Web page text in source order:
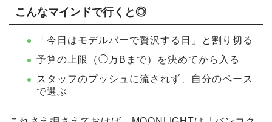
こんなマインドで行くと◎
「今日はモデルバーで贅沢する日」と割り切る
予算の上限（◯万Bまで）を決めてから入る
スタッフのプッシュに流されず、自分のペース
で選ぶ